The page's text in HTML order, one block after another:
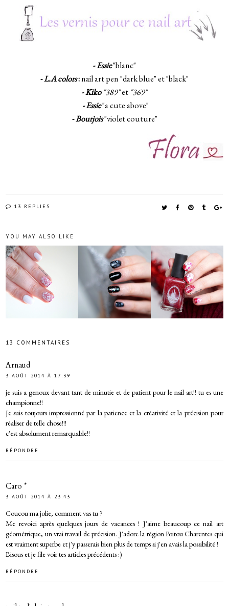
-Essie"blanc"
-L.A colors:nail art pen "dark blue" et "black"
-Kiko"389"et "369"
- Essie"a cute above"
-Bourjois"violet couture"
13 REPLIES
YOU MAY ALSO LIKE
13 COMMENTAIRES
Arnaud
3 AOÛT 2014 À 17:39
je suis a genoux devant tant de minutie et de patient pour le nail art!! tu es une
championne!!
Je suis toujours impressionné par la patience et la créativité et la précision pour
réaliser de telle chose!!!
c'est absolument remarquable!!
RÉPONDRE
Caro *
3 AOÛT 2014 À 23:43
Coucou ma jolie, comment vas tu ?
Me revoici après quelques jours de vacances ! J'aime beaucoup ce nail art
géométrique, un vrai travail de précision. J'adore la région Poitou Charentes qui
est vraiment superbe et j'y passerais bien plus de temps si j'en avais la possibilité !
Bisous et je file voir tes articles précédents :)
RÉPONDRE